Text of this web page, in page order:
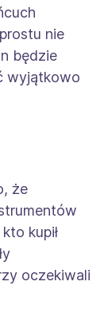
nie
będzie
wyjątkowo
że
kupił
oczekiwali